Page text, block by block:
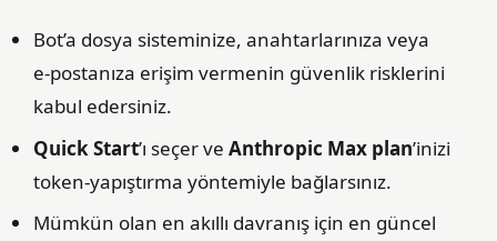
Bot’a dosya sisteminize, anahtarlarınıza veya
e‑postanıza erişim vermenin güvenlik risklerini
kabul edersiniz.
Quick Start’ı seçer ve Anthropic Max plan’inizi
token‑yapıştırma yöntemiyle bağlarsınız.
Mümkün olan en akıllı davranış için en güncel